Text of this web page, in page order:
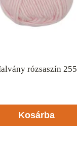
rózsaszín 255
Kosárba